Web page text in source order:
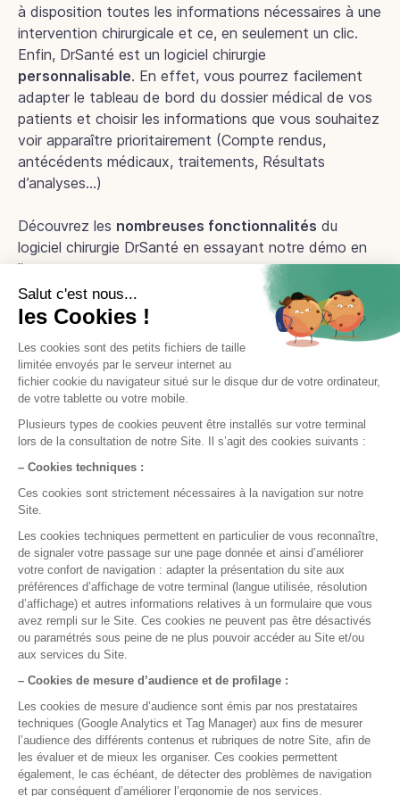
à disposition toutes les informations nécessaires à une
intervention chirurgicale et ce, en seulement un clic.
Enfin, DrSanté est un logiciel chirurgie
personnalisable. En effet, vous pourrez facilement
adapter le tableau de bord du dossier médical de vos
patients et choisir les informations que vous souhaitez
voir apparaître prioritairement (Compte rendus,
antécédents médicaux, traitements, Résultats
d’analyses…)
Découvrez les nombreuses fonctionnalités du
logiciel chirurgie DrSanté en essayant notre démo en
ligne.
Démo en ligne
Prêt à nous essayer ?
Essayez gratuitement ou demandez une démo
Test gratuit Démo en ligne
La gestion médicale,
version smart !
Pour qui